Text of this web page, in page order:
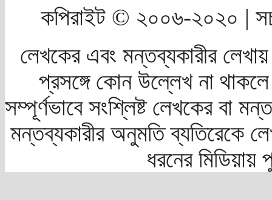
কপিরাইট © ২০০৬-২০২০ |
লেখকের এবং মন্তব্যকারীর
প্রসঙ্গে কোন উল্লেখ না
সম্পূর্ণভাবে সংশ্লিষ্ট লেখকের বা
মন্তব্যকারীর অনুমতি ব্যতিরেকে
ধরনের মিডিয়ায়